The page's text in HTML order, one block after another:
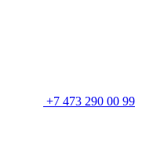
+7 473 290 00 99